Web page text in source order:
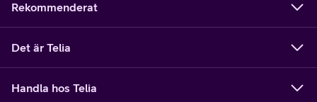
Rekommenderat
Det är Telia
Handla hos Telia